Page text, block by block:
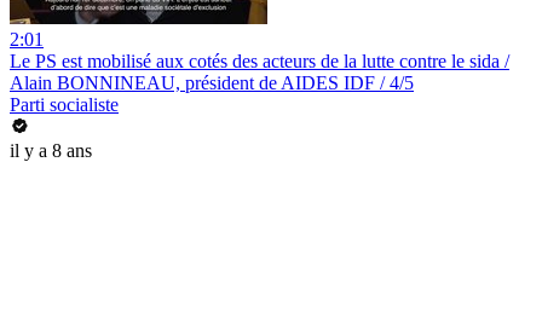
2:01
Le PS est mobilisé aux cotés des acteurs de la lutte contre le sida /
Alain BONNINEAU, président de AIDES IDF / 4/5
Parti socialiste
il y a 8 ans